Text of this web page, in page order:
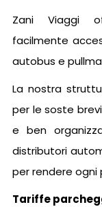
Zani Viaggi
facilmente
autobus e
La nostra
per le soste
e ben
distributori
per rendere ogni
Tariffe